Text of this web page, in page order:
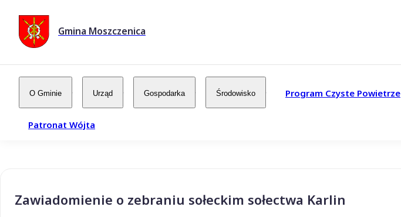
Gmina Moszczenica
O Gminie Urząd Gospodarka Środowisko Program Czyste Powietrze
Patronat Wójta
Zawiadomienie o zebraniu sołeckim sołectwa Karlin